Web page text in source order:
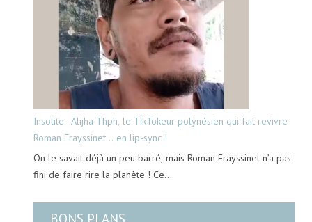
Insolite : Alijha Thph, le TikTokeur polynésien qui fait revivre
Roman Frayssinet… en lip-sync !
On le savait déjà un peu barré, mais Roman Frayssinet n’a pas
fini de faire rire la planète ! Ce…
BONS PLANS